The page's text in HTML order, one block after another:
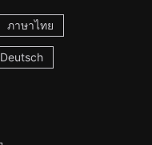
ภาษาไทย
Deutsch